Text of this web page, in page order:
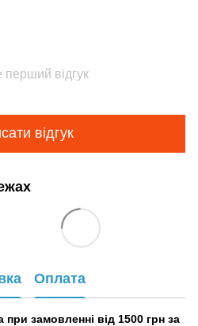
перший відгук
відгук
Оплата
замовленні від 1500 грн за